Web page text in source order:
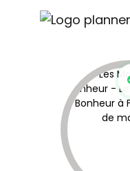
Panneau de gestion des